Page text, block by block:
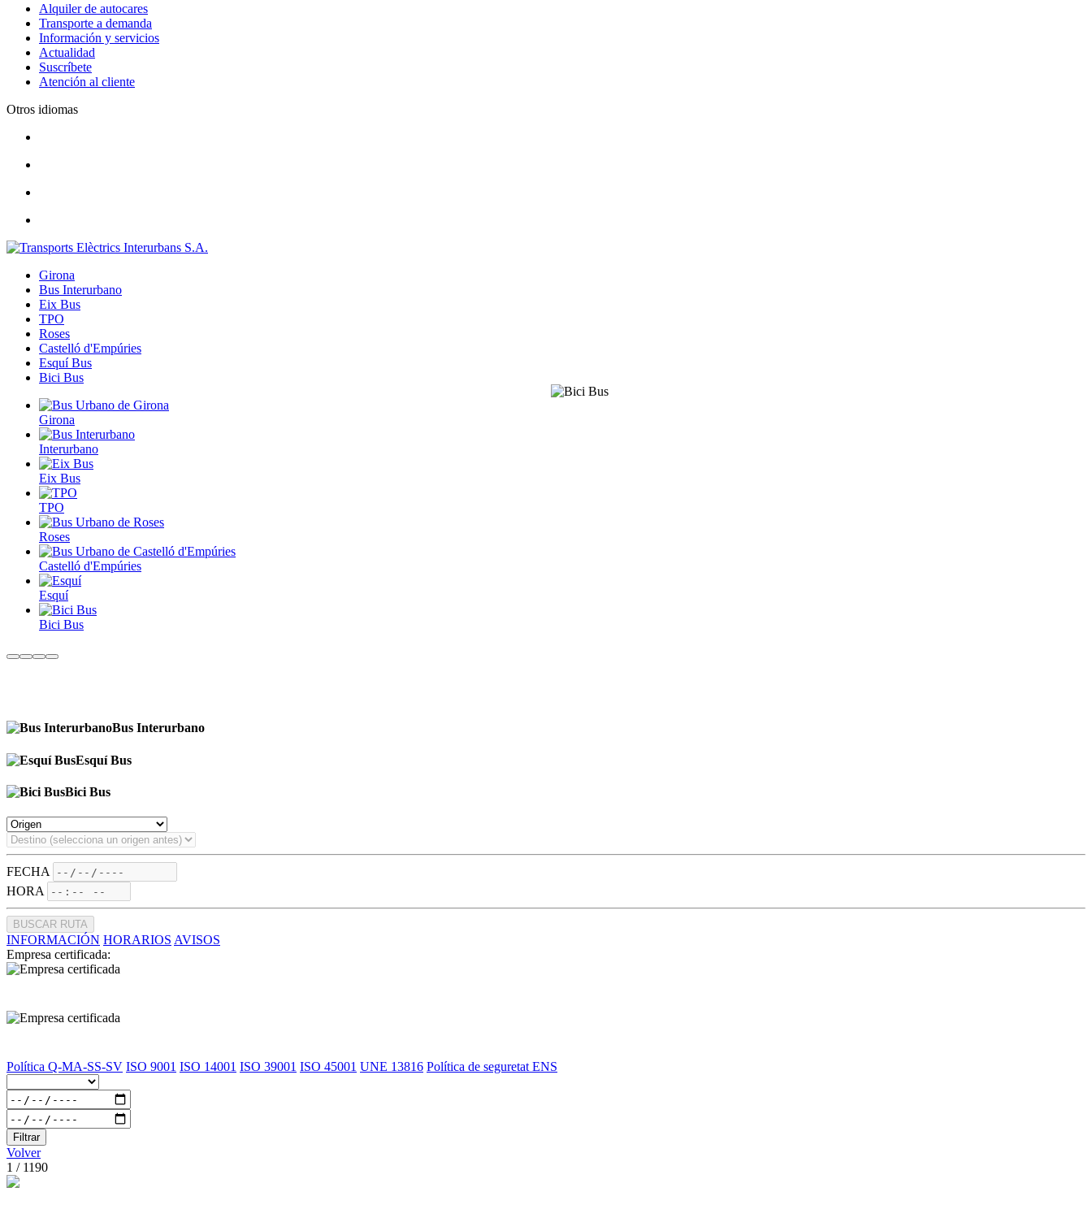
Alquiler de autocares
Transporte a demanda
Información y servicios
Actualidad
Suscríbete
Atención al cliente
Otros idiomas
Girona
Bus Interurbano
Eix Bus
TPO
Roses
Castelló d'Empúries
Esquí Bus
Bici Bus
Girona
Interurbano
Eix Bus
TPO
Roses
Castelló d'Empúries
Esquí
Bici Bus
Bus Interurbano
Esquí Bus
Bici Bus
FECHA
HORA
BUSCAR RUTA
INFORMACIÓN HORARIOS AVISOS
Empresa certificada:
Política Q-MA-SS-SV ISO 9001 ISO 14001 ISO 39001 ISO 45001 UNE 13816 Política de seguretat ENS
Filtrar
Volver
1 / 1190